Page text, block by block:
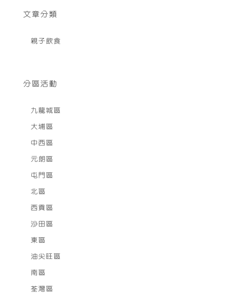
文章分類
親子飲食
分區活動
九龍城區
大埔區
中西區
元朗區
屯門區
北區
西貢區
沙田區
東區
油尖旺區
南區
荃灣區